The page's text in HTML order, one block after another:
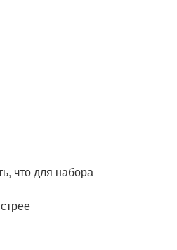
что для набора